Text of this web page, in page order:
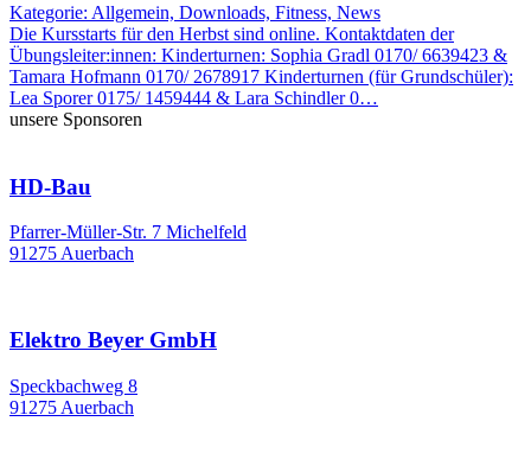
Kategorie: Allgemein, Downloads, Fitness, News
Die Kursstarts für den Herbst sind online. Kontaktdaten der
Übungsleiter:innen: Kinderturnen: Sophia Gradl 0170/ 6639423 &
Tamara Hofmann 0170/ 2678917 Kinderturnen (für Grundschüler):
Lea Sporer 0175/ 1459444 & Lara Schindler 0…
unsere Sponsoren
HD-Bau
Pfarrer-Müller-Str. 7 Michelfeld
91275 Auerbach
Elektro Beyer GmbH
Speckbachweg 8
91275 Auerbach